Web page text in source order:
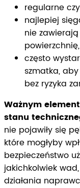
regularne
najlepiej
nie
powierzchnię,
często
szmatka,
bez ryzyka
Ważnym
stanu
nie pojawiły się
które mogłyby
bezpieczeństwo
jakichkolwiek
działania